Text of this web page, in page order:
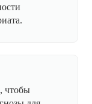
чтобы